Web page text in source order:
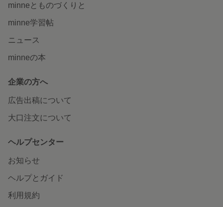
minneとものづくりと
minne学習帖
ニュース
minneの本
企業の方へ
広告出稿について
大口注文について
ヘルプセンター
お知らせ
ヘルプとガイド
利用規約